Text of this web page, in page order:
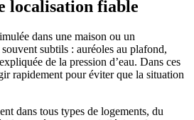
localisation fiable
dans une maison ou un
subtils : auréoles au plafond,
de la pression d’eau. Dans ces
rapidement pour éviter que la situation
dans tous types de logements, du